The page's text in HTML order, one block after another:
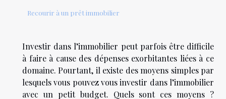
Recourir à un prêt immobilier
Investir dans l’immobilier peut parfois être difficile
à faire à cause des dépenses exorbitantes liées à ce
domaine. Pourtant, il existe des moyens simples par
lesquels vous pouvez vous investir dans l’immobilier
avec un petit budget. Quels sont ces moyens ?